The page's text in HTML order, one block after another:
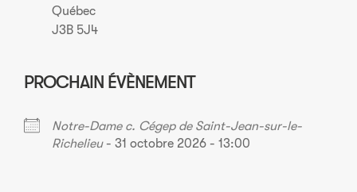
Québec
J3B 5J4
PROCHAIN ÉVÈNEMENT
Notre-Dame c. Cégep de Saint-Jean-sur-le-
Richelieu- 31 octobre 2026 - 13:00